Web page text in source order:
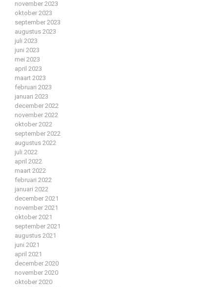
november 2023
oktober 2023
september 2023
augustus 2023
juli 2023
juni 2023
mei 2023
april 2023
maart 2023
februari 2023
januari 2023
december 2022
november 2022
oktober 2022
september 2022
augustus 2022
juli 2022
april 2022
maart 2022
februari 2022
januari 2022
december 2021
november 2021
oktober 2021
september 2021
augustus 2021
juni 2021
april 2021
december 2020
november 2020
oktober 2020